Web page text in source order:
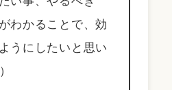
わかることで、効
うにしたいと思い